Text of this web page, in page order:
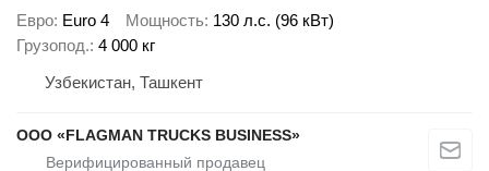
Евро Euro 4 Мощность 130 л.с. (96 кВт)
Грузопод. 4 000 кг
Узбекистан, Ташкент
ООО «FLAGMAN TRUCKS BUSINESS»